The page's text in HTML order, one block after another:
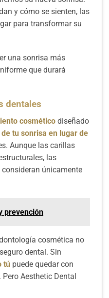
y cómo se sienten, las
para transformar su
una sonrisa más
que durará
dentales
cosmético diseñado
tu sonrisa en lugar de
Aunque las carillas
las
únicamente
prevención
cosmética no
dental. Sin
tú puede quedar con
Aesthetic Dental